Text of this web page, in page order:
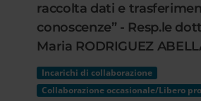
raccolta dati e
conoscenze” - Resp.le
Maria RODRIGUEZ
Incarichi di collaborazione
Collaborazione occasionale/Libero